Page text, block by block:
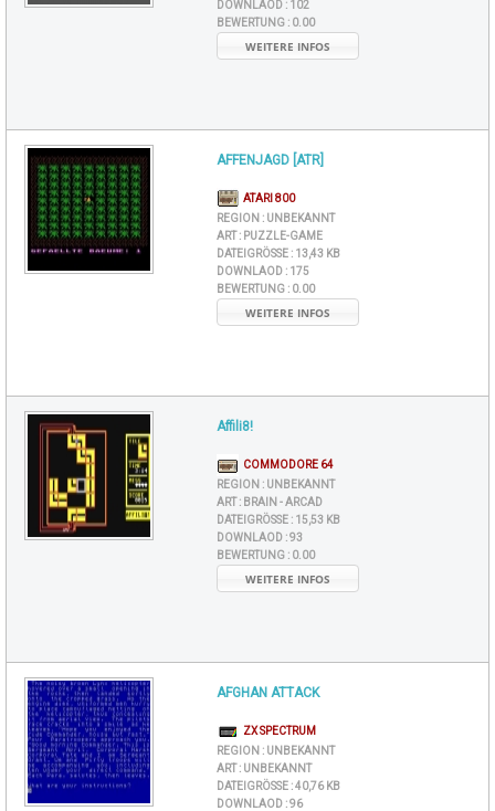
DOWNLAOD : 102
BEWERTUNG : 0.00
WEITERE INFOS
AFFENJAGD [ATR]
ATARI 800
REGION : UNBEKANNT
ART : PUZZLE-GAME
DATEIGRÖSSE : 13,43 KB
DOWNLAOD : 175
BEWERTUNG : 0.00
WEITERE INFOS
Affili8!
COMMODORE 64
REGION : UNBEKANNT
ART : BRAIN - ARCAD
DATEIGRÖSSE : 15,53 KB
DOWNLAOD :93
BEWERTUNG : 0.00
WEITERE INFOS
AFGHAN ATTACK
ZX SPECTRUM
REGION : UNBEKANNT
ART : UNBEKANNT
DATEIGRÖSSE : 40,76 KB
DOWNLAOD :96